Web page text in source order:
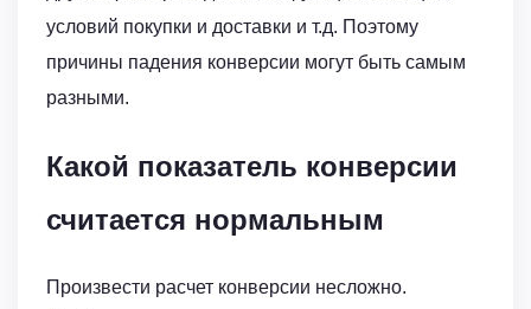
условий покупки и доставки и т.д. Поэтому
причины падения конверсии могут быть самым
разными.
Какой показатель конверсии
считается нормальным
Произвести расчет конверсии несложно.